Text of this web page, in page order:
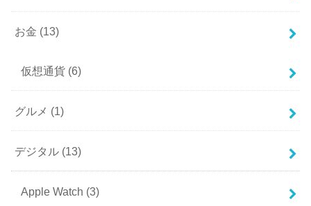
お金 (13)
仮想通貨 (6)
グルメ (1)
デジタル (13)
Apple Watch (3)